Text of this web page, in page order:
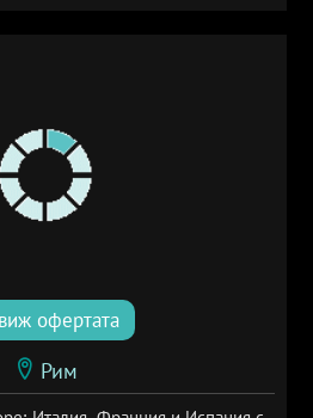
виж офертата
Рим